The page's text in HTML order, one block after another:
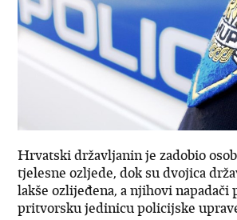
Hrvatski državljanin je zadobio
tjelesne ozljede, dok su dvojica
lakše ozlijeđena, a njihovi napadači
pritvorsku jedinicu policijske